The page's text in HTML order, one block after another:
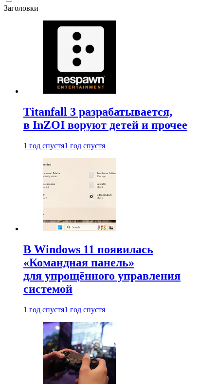
Заголовки
Titanfall 3 разрабатывается,
в InZOI воруют детей и прочее
1 год спустя1 год спустя
В Windows 11 появилась
«Командная панель»
для упрощённого управления
системой
1 год спустя1 год спустя